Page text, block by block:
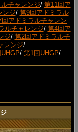
チャレンジ/ 第11回ア
ンジ/ 第9回アドミラル
回アドミラルチャレン
ルチャレンジ/ 第4回ア
ジ/ 第2回アドミラルチ
レンジ/
/ 第1回UHGP/